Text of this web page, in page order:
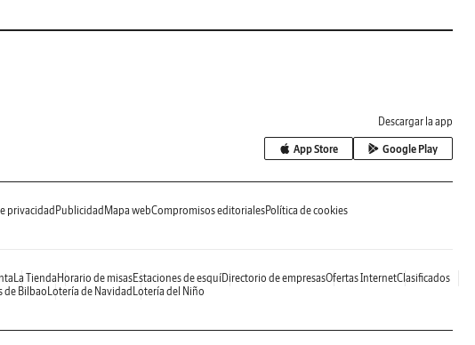
Descargar la app
App Store Google Play
privacidad Publicidad Mapa webCompromisos editorialesPolítica de cookies
La Tienda Horario de misasEstaciones de esquíDirectorio de empresasOfertas InternetClasificados
de BilbaoLotería de Navidad Lotería del Niño